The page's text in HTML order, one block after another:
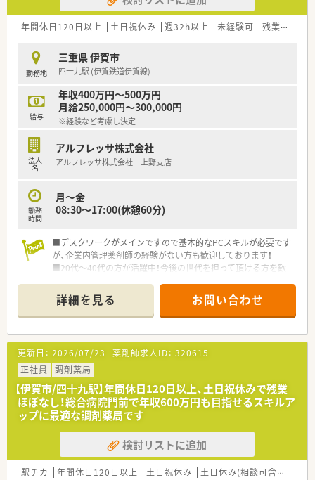
■医薬品卸業以外にも病医院や薬局の運営を情報面で支えるシ
ステム、サービスの提供など様々な側面から日本の医療を支えて
■定期的な研修や、エリア内でのつながりも活発！薬剤師フォロ
ーのための専門部署もございますので安心して働けます。
※50才以上は嘱託社員としての採用となります。
年間休日120日以上 土日祝休み 週32h以上 未経験可 残業なし(ほぼなし含む)
勤務地
三重県 伊賀市
四十九駅 (伊賀鉄道伊賀線)
給与
年収400万円～500万円
月給250,000円～300,000円
※経験など考慮し決定
法人
名
アルフレッサ株式会社
アルフレッサ株式会社 上野支店
勤務
時間
月～金
08:30～17:00(休憩60分)
■デスクワークがメインですので基本的なPCスキルが必要です
が、企業内管理薬剤師の経験がない方も歓迎しております！
■20代～40代の方が活躍中！今後の世代を担って頂ける方を歓
＼こんなお仕事です／
薬剤師職として事務的・学術的な立場から支店全体をサポート頂
くポジションになります。
・薬事関連業務(保健所への届出業務、お得意先の許可状況)
・品質管理業務(医薬品の温度管理、期限管理、衛生管理)
・DI業務(医療機関や薬局からの問い合わせ対応)
・教育業務(社内従業員への研修をサポート役として指導)
＼こんな会社です／
■医療用医薬品を中心に、検査試薬、医療機器等をはじめ医療現
場で必要なあらゆるものを取り扱うプライム市場上場企業で
■医薬品卸業以外にも病医院や薬局の運営を情報面で支えるシ
ステム、サービスの提供など様々な側面から日本の医療を支えて
詳細を見る お問い合わせ
更新日： 2026/07/23 薬剤師求人ID： 320615
正社員
調剤薬局
【伊賀市/四十九駅】年間休日120日以上、土日祝休みで残業
ほぼなし！総合病院門前で年収600万円も目指せるスキルア
ップに最適な調剤薬局です
検討リストに追加
駅チカ 年間休日120日以上 土日祝休み 土日休み(相談可含む)